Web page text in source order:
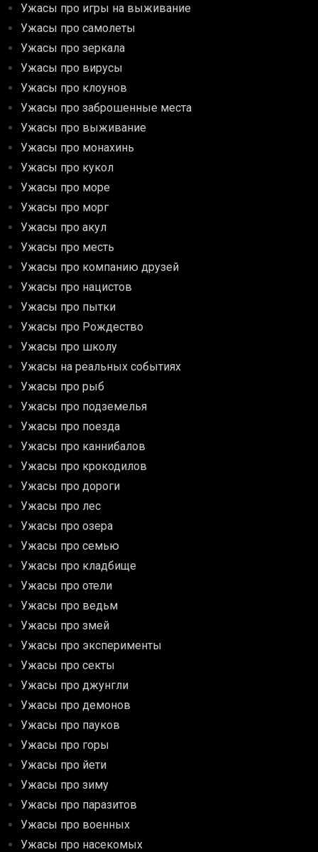
Ужасы про игры на выживание
Ужасы про самолеты
Ужасы про зеркала
Ужасы про вирусы
Ужасы про клоунов
Ужасы про заброшенные места
Ужасы про выживание
Ужасы про монахинь
Ужасы про кукол
Ужасы про море
Ужасы про морг
Ужасы про акул
Ужасы про месть
Ужасы про компанию друзей
Ужасы про нацистов
Ужасы про пытки
Ужасы про Рождество
Ужасы про школу
Ужасы на реальных событиях
Ужасы про рыб
Ужасы про подземелья
Ужасы про поезда
Ужасы про каннибалов
Ужасы про крокодилов
Ужасы про дороги
Ужасы про лес
Ужасы про озера
Ужасы про семью
Ужасы про кладбище
Ужасы про отели
Ужасы про ведьм
Ужасы про змей
Ужасы про эксперименты
Ужасы про секты
Ужасы про джунгли
Ужасы про демонов
Ужасы про пауков
Ужасы про горы
Ужасы про йети
Ужасы про зиму
Ужасы про паразитов
Ужасы про военных
Ужасы про насекомых